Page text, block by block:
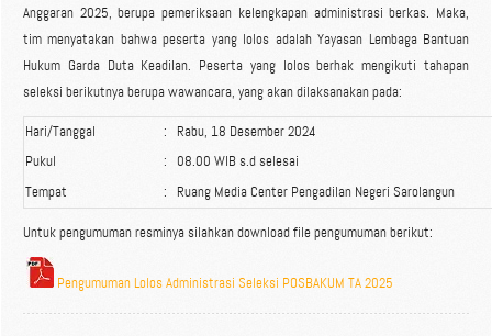
Anggaran 2025, berupa pemeriksaan kelengkapan administrasi berkas. Maka,
tim menyatakan bahwa peserta yang lolos adalah Yayasan Lembaga Bantuan
Hukum Garda Duta Keadilan. Peserta yang lolos berhak mengikuti tahapan
seleksi berikutnya berupa wawancara, yang akan dilaksanakan pada:
Hari/Tanggal : Rabu, 18 Desember 2024
Pukul
:
08.00 WIB s.d selesai
Tempat
: Ruang Media Center Pengadilan Negeri Sarolangun
Untuk pengumuman resminya silahkan download file pengumuman berikut:
Pengumuman Lolos Administrasi Seleksi POSBAKUM TA 2025